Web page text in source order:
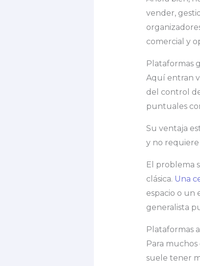
vender,
comercial y
Plataformas
Aquí entran
del control
puntuales
Su ventaja
y no requiere
El problema
clásica. Una
espacio o un
generalista
Plataformas
Para
suele tener